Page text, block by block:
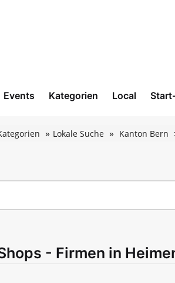
Events Kategorien Local
Lokale Suche Kanton Bern
- Firmen in